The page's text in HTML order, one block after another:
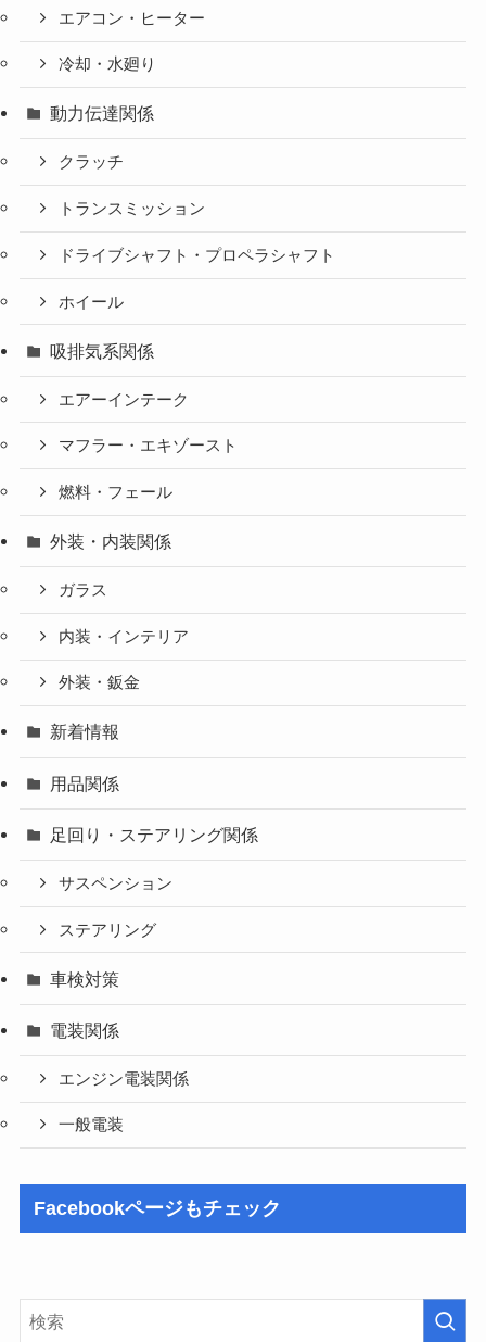
エアコン・ヒーター
冷却・水廻り
動力伝達関係
クラッチ
トランスミッション
ドライブシャフト・プロペラシャフト
ホイール
吸排気系関係
エアーインテーク
マフラー・エキゾースト
燃料・フェール
外装・内装関係
ガラス
内装・インテリア
外装・鈑金
新着情報
用品関係
足回り・ステアリング関係
サスペンション
ステアリング
車検対策
電装関係
エンジン電装関係
一般電装
Facebookページもチェック